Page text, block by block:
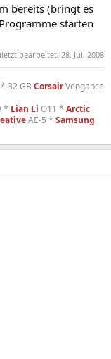
bereits (bringt es
starten
bearbeitet: 28. Juli 2008
32 GB CorsairVengance
* Lian Li O11 * Arctic
AE-5 * Samsung